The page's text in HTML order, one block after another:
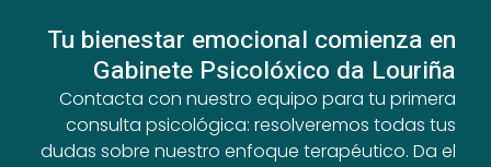
Tu bienestar emocional comienza en
Gabinete Psicolóxico da Louriña
Contacta con nuestro equipo para tu primera
consulta psicológica: resolveremos todas tus
dudas sobre nuestro enfoque terapéutico. Da el